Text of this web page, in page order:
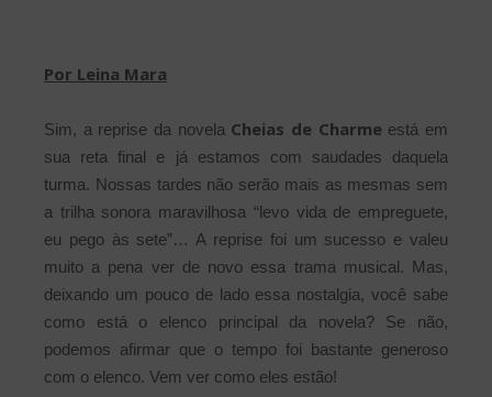
Por Leina Mara
Sim, a reprise da novela Cheias de Charme está em
sua reta final e já estamos com saudades daquela
turma. Nossas tardes não serão mais as mesmas sem
a trilha sonora maravilhosa “levo vida de empreguete,
eu pego às sete”… A reprise foi um sucesso e valeu
muito a pena ver de novo essa trama musical. Mas,
deixando um pouco de lado essa nostalgia, você sabe
como está o elenco principal da novela? Se não,
podemos afirmar que o tempo foi bastante generoso
com o elenco. Vem ver como eles estão!